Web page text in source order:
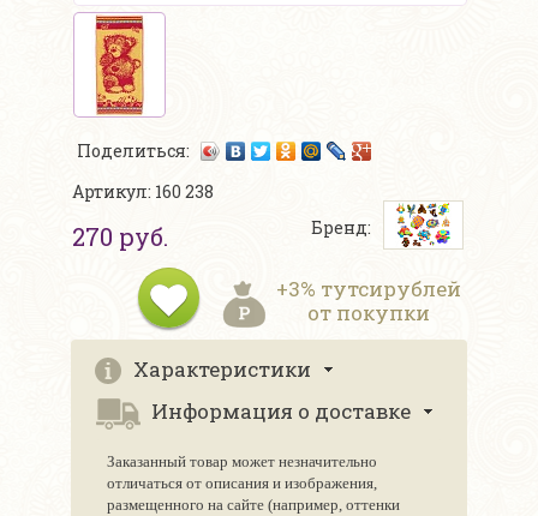
Поделиться:
Артикул: 160 238
270 руб. Бренд:
+3% тутсирублей
от покупки
Характеристики
Информация о доставке
Заказанный товар может незначительно
отличаться от описания и изображения,
размещенного на сайте (например, оттенки